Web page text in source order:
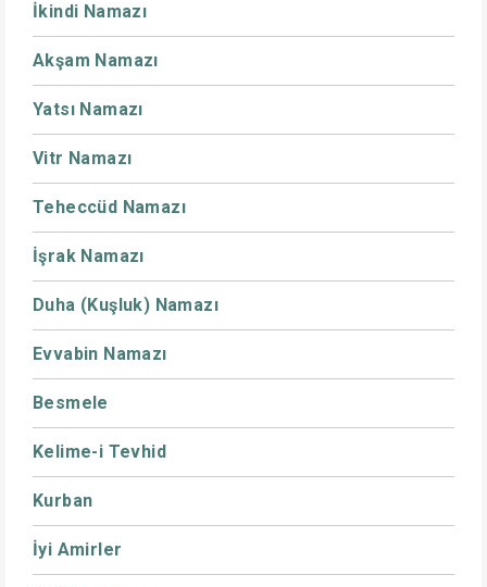
İkindi Namazı
Akşam Namazı
Yatsı Namazı
Vitr Namazı
Teheccüd Namazı
İşrak Namazı
Duha (Kuşluk) Namazı
Evvabin Namazı
Besmele
Kelime-i Tevhid
Kurban
İyi Amirler